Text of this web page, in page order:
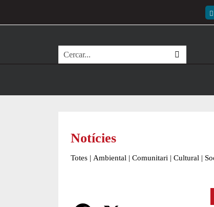
Cerca
Notícies
Totes | Ambiental | Comunitari | Cultural |
Comparteix